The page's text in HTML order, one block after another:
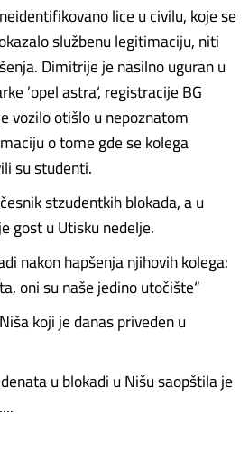
lice u civilu, koje se
službenu legitimaciju, niti
Dimitrije je nasilno uguran u
’opel astra‘, registracije BG
vozilo otišlo u nepoznatom
o tome gde se kolega
su studenti.
stzudentkih blokada, a u
gost u Utisku nedelje.
nakon hapšenja njihovih kolega:
oni su naše jedino utočište“
koji je danas priveden u
u blokadi u Nišu saopštila je